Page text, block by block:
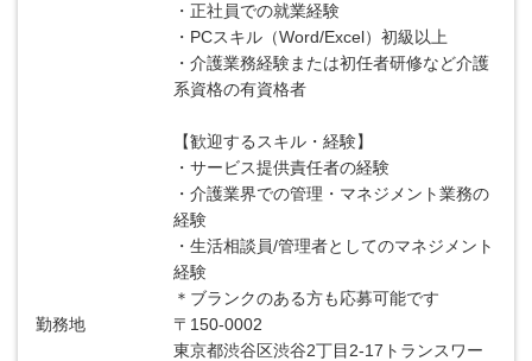
・正社員での就業経験
・PCスキル（Word/Excel）初級以上
・介護業務経験または初任者研修など介護
系資格の有資格者
【歓迎するスキル・経験】
・サービス提供責任者の経験
・介護業界での管理・マネジメント業務の
経験
・生活相談員/管理者としてのマネジメント
経験
＊ブランクのある方も応募可能です
勤務地
〒150-0002
東京都渋谷区渋谷2丁目2-17トランスワー